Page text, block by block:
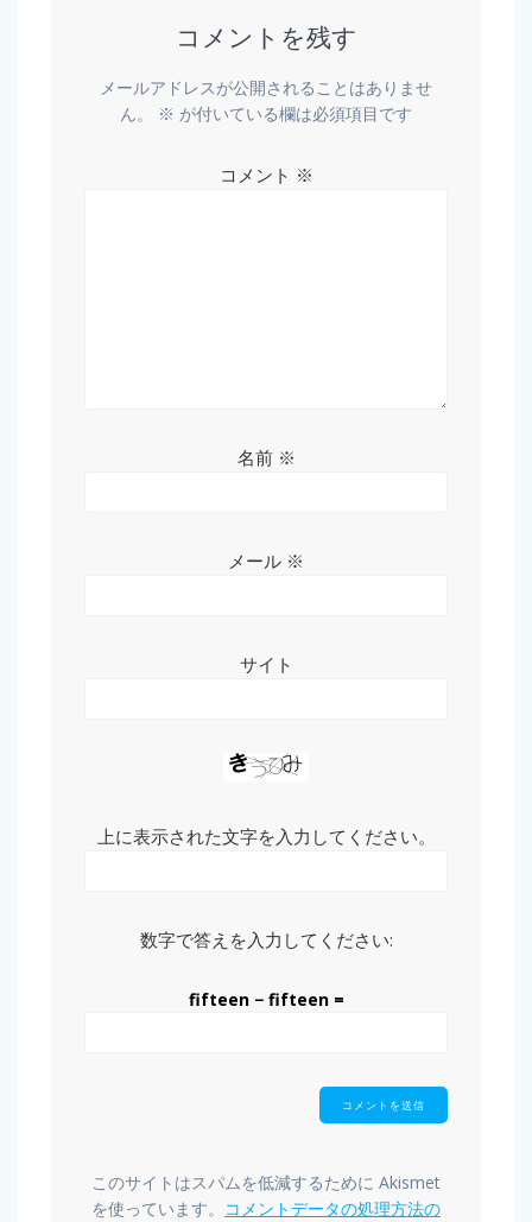
コメントを残す
メールアドレスが公開されることはありませ
ん。
※ が付いている欄は必須項目です
コメント ※
名前 ※
メール ※
サイト
上に表示された文字を入力してください。
数字で答えを入力してください:
fifteen − fifteen =
このサイトはスパムを低減するために Akismet
を使っています。 コメントデータの処理方法の